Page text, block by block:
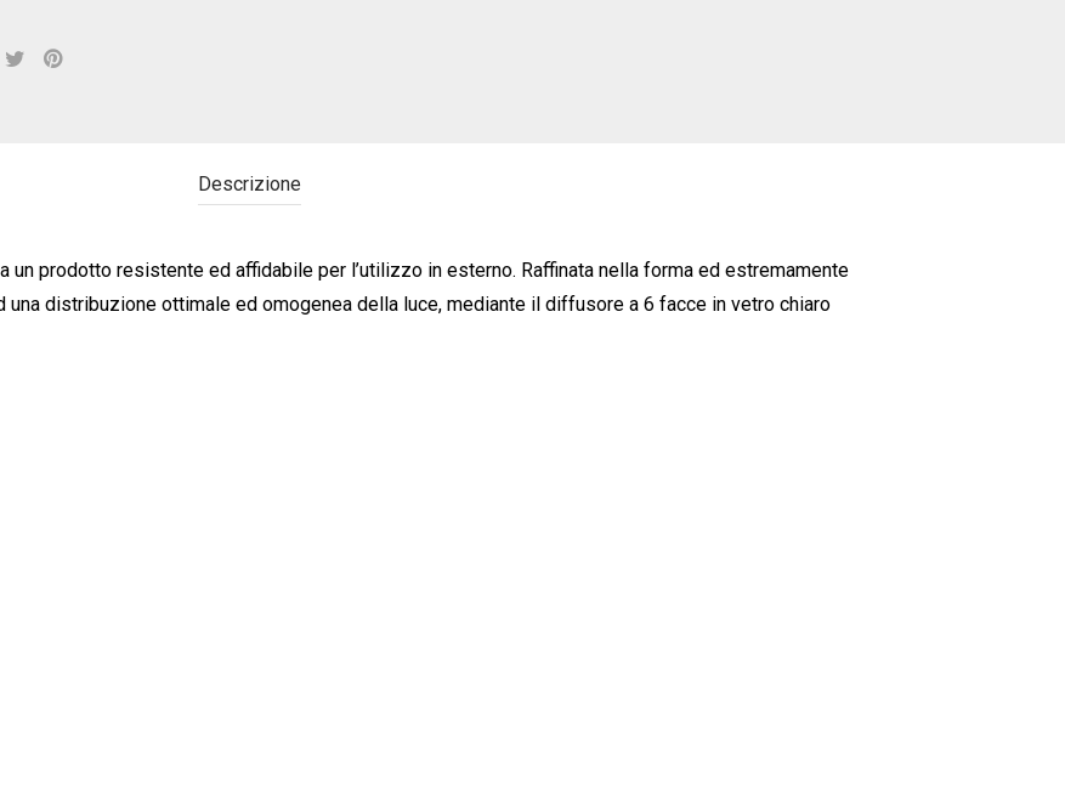
Descrizione
un prodotto resistente ed affidabile per l’utilizzo in esterno. Raffinata nella forma ed estremamente
distribuzione ottimale ed omogenea della luce, mediante il diffusore a 6 facce in vetro chiaro